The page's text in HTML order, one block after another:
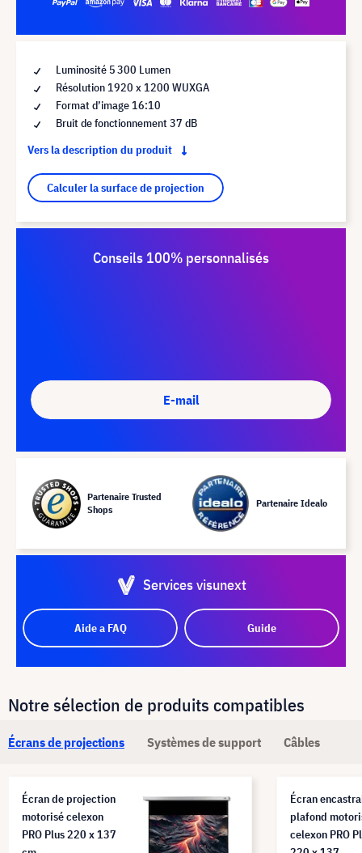
Luminosité 5 300 Lumen
Résolution 1920 x 1200 WUXGA
Format d’image 16:10
Bruit de fonctionnement 37 dB
Vers la description du produit
Calculer la surface de projection
Conseils 100% personnalisés
E-mail
Partenaire Trusted
Shops
Partenaire Idealo
Services visunext
Aide a FAQ Guide
Notre sélection de produits compatibles
Écrans de projections Systèmes de support Câbles
Écran de projection
motorisé celexon
PRO Plus 220 x 137
Écran
plafond
celexon PRO